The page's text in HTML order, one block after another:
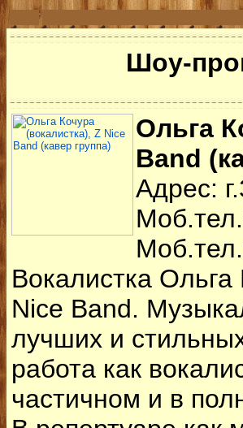
Шоу-
Ольга
Band
Адрес:
Вокалистка Ольга
Nice Band.
лучших и
работа как
частичном и в